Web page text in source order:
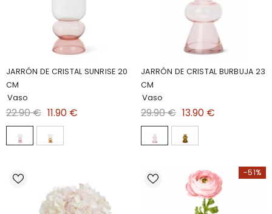
JARRÓN DE CRISTAL SUNRISE 20
CM
Vaso
22.90 € 11.90 €
JARRÓN DE CRISTAL BURBUJA 23
CM
Vaso
29.90 € 13.90 €
-51%